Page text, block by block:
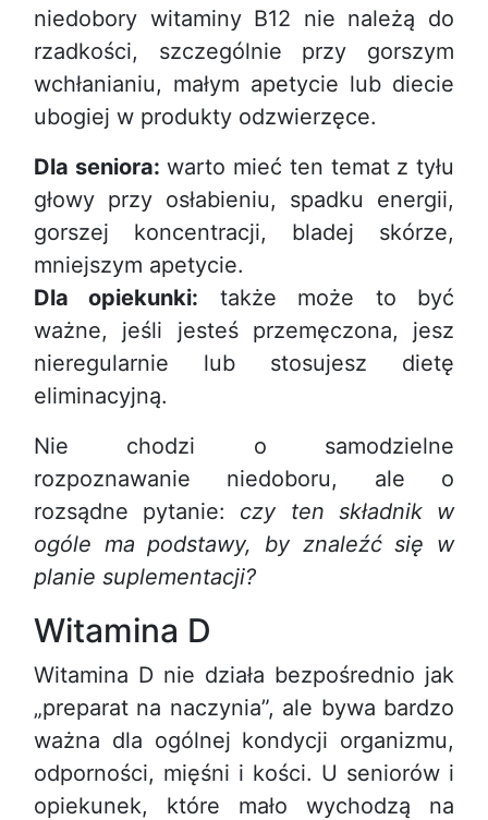
niedobory witaminy B12 nie należą do
rzadkości, szczególnie przy gorszym
wchłanianiu, małym apetycie lub diecie
ubogiej w produkty odzwierzęce.
Dla seniora: warto mieć ten temat z tyłu
głowy przy osłabieniu, spadku energii,
gorszej koncentracji, bladej skórze,
mniejszym apetycie.
Dla opiekunki: także może to być
ważne, jeśli jesteś przemęczona, jesz
nieregularnie lub stosujesz dietę
eliminacyjną.
Nie chodzi o samodzielne
rozpoznawanie niedoboru, ale o
rozsądne pytanie: czy ten składnik w
ogóle ma podstawy, by znaleźć się w
planie suplementacji?
Witamina D
Witamina D nie działa bezpośrednio jak
„preparat na naczynia”, ale bywa bardzo
ważna dla ogólnej kondycji organizmu,
odporności, mięśni i kości. U seniorów i
opiekunek, które mało wychodzą na